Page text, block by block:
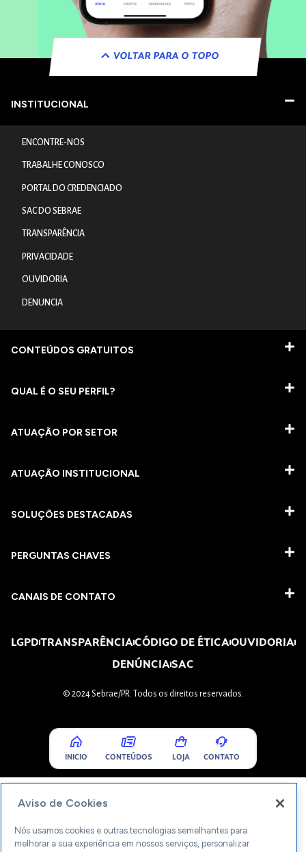
VOLTAR PARA O TOPO
INSTITUCIONAL
ENCONTRE-NOS
TRABALHE CONOSCO
PORTAL DO CREDENCIADO
SAC DO SEBRAE
TRANSPARÊNCIA
PRIVACIDADE
OUVIDORIA
DENUNCIA
CONTEÚDOS GRATUITOS
QUAL É O SEU PERFIL?
ATUAÇÃO POR SETOR
ATUAÇÃO INSTITUCIONAL
SOLUÇÕES DESTACADAS
PERGUNTAS CHAVES​
CANAIS DE CONTATO
LGPDTRANSPARÊNCIACÓDIGO DE ÉTICAOUVIDORIA
DENÚNCIASAC
© 2024 Sebrae/PR. Todos os direitos reservados.
INICIO CONTEÚDOS LOJA CONTATO
Aviso de Cookies
Nós usamos cookies e outras tecnologias semelhantes para
melhorar a sua experiência em nossos serviços, personalizar